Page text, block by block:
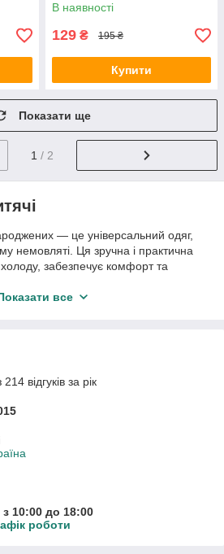
В наявності
129 ₴ 195 ₴
Купити
Показати ще
1 / 2
— це універсальний одяг,
немовляті. Ця зручна і практична
забезпечує комфорт та
які не дратують ніжну шкіру
повсякденному житті.
ви знайдете різноманітні дитячі
які підійдуть на всі
прості та зручні злиті вбрання
для щоденного використання. Вони
що особливо важливо
прогулянок у холодну пору року
Вони зберігають тепло,
все
відгуків за рік
10:00 до 18:00
роботи